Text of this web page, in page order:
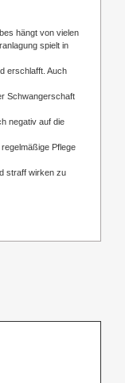
hängt von vielen
spielt in
erschlafft. Auch
Schwangerschaft
negativ auf die
Pflege
straff wirken zu